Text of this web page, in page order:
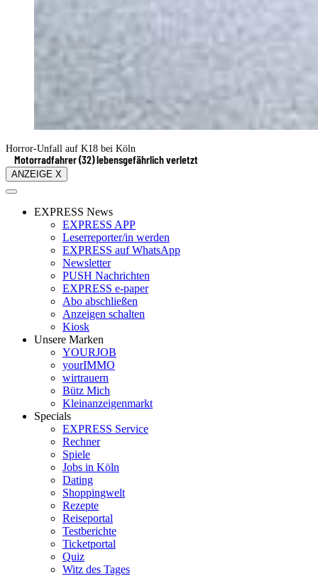
Horror-Unfall auf K18 bei Köln
Motorradfahrer (32) lebensgefährlich verletzt
ANZEIGE X
EXPRESS News
EXPRESS APP
Leserreporter/in werden
EXPRESS auf WhatsApp
Newsletter
PUSH Nachrichten
EXPRESS e-paper
Abo abschließen
Anzeigen schalten
Kiosk
Unsere Marken
YOURJOB
yourIMMO
wirtrauern
Bütz Mich
Kleinanzeigenmarkt
Specials
EXPRESS Service
Rechner
Spiele
Jobs in Köln
Dating
Shoppingwelt
Rezepte
Reiseportal
Testberichte
Ticketportal
Quiz
Witz des Tages